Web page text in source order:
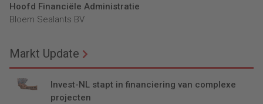
Hoofd Financiële Administratie
Bloem Sealants BV
Markt Update
Invest-NL stapt in financiering van complexe
projecten